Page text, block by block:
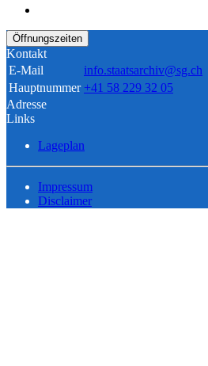
Öffnungszeiten
Kontakt
E-Mail
info.staatsarchiv@sg.ch
Hauptnummer +41 58 229 32 05
Adresse
Links
Lageplan
Impressum
Disclaimer